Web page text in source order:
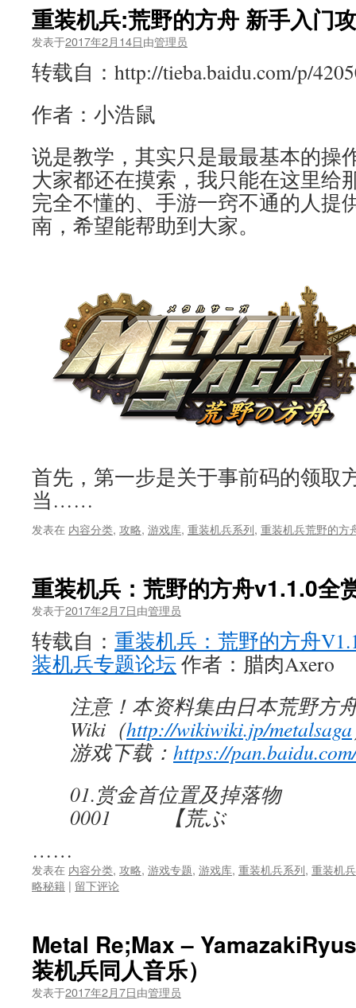
重装机兵:荒野的方舟 新手入门
发表于2017年2月14日由管理员
转载自：http://tieba.baidu.com/p/
作者：小浩鼠
说是教学，其实只是最最基本的操
大家都还在摸索，我只能在这里给
完全不懂的、手游一窍不通的人提
南，希望能帮助到大家。
首先，第一步是关于事前码的领取
当……
发表在 内容分类, 攻略, 游戏库, 重装机兵系列, 重装机兵荒野的方
重装机兵：荒野的方舟v1.1.0全
发表于2017年2月7日由管理员
转载自： 重装机兵：荒野的方舟
装机兵专题论坛 作者：腊肉Axero
注意！本资料集由日本荒野方
Wiki（http://wikiwiki.jp/metalsaga
游戏下载： https://
01.赏金首位置及掉落物
0001 【荒ぶ
……
发表在 内容分类, 攻略, 游戏专题, 游戏库, 重装机兵系列, 重装机
略秘籍 | 留下评论
Metal Re;Max –
装机兵同人音乐）
发表于2017年2月7日由管理员